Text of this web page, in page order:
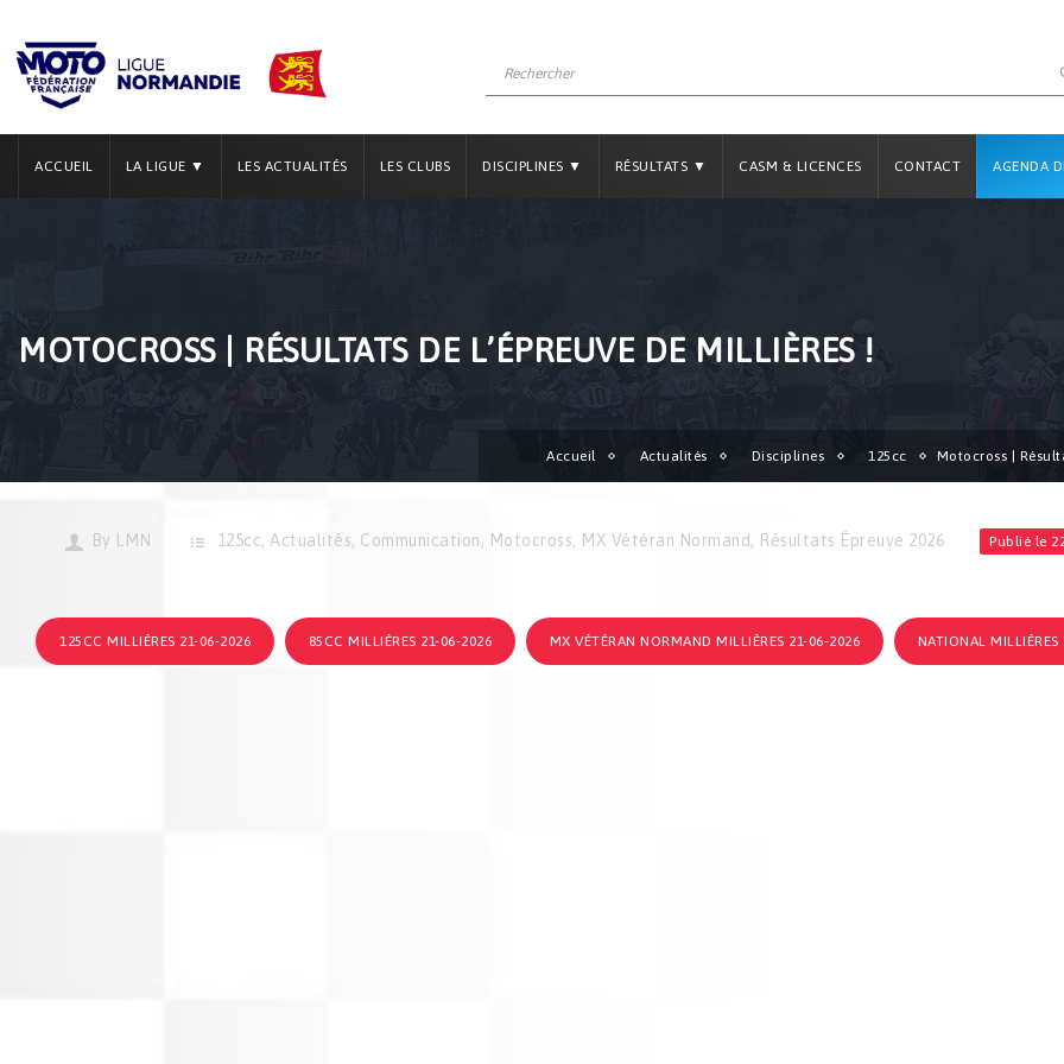
ACCUEIL LA LIGUE ▼ LES ACTUALITÉS LES CLUBS DISCIPLINES ▼ RÉSULTATS ▼ CASM & LICENCES CONTACT AGENDA
MOTOCROSS | RÉSULTATS DE L’ÉPREUVE DE MILLIÈRES !
Accueil Actualités Disciplines 125cc Motocross |
By LMN 125cc, Actualités, Communication, Motocross, MX Vétéran Normand, Résultats Épreuve 2026 Publié le
125CC MILLIÈRES 21-06-2026 85CC MILLIÈRES 21-06-2026 MX VÉTÉRAN NORMAND MILLIÈRES 21-06-2026 NATIONAL